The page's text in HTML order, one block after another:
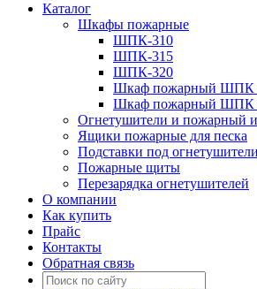
Каталог
Шкафы пожарные
ШПК-310
ШПК-315
ШПК-320
Шкаф пожарный ШПК
Шкаф пожарный ШПК
Огнетушители и пожарный
Ящики пожарные для песка
Подставки под огнетушители
Пожарные щиты
Перезарядка огнетушителей
О компании
Как купить
Прайс
Контакты
Обратная связь